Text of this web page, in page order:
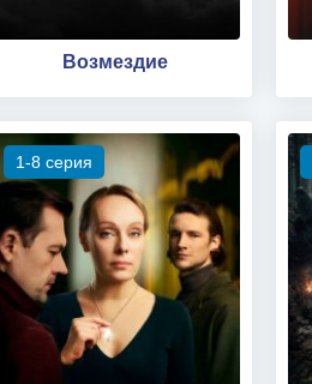
Возмездие
1-8 серия